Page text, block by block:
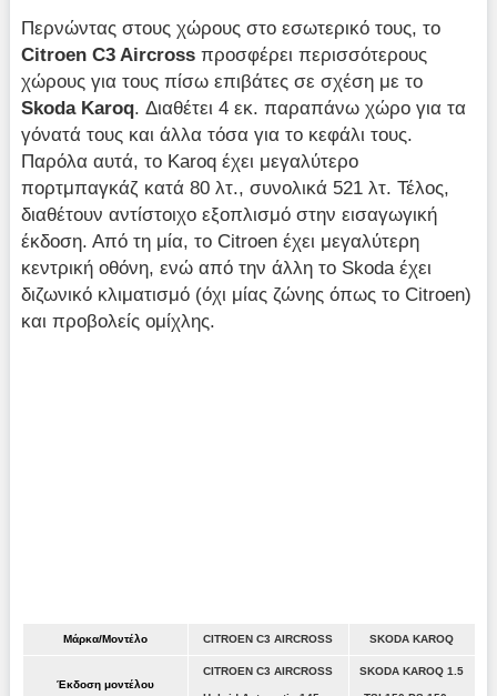
Περνώντας στους χώρους στο εσωτερικό τους, το
Citroen C3 Aircross προσφέρει περισσότερους
χώρους για τους πίσω επιβάτες σε σχέση με το
Skoda Karoq. Διαθέτει 4 εκ. παραπάνω χώρο για τα
γόνατά τους και άλλα τόσα για το κεφάλι τους.
Παρόλα αυτά, το Karoq έχει μεγαλύτερο
πορτμπαγκάζ κατά 80 λτ., συνολικά 521 λτ. Τέλος,
διαθέτουν αντίστοιχο εξοπλισμό στην εισαγωγική
έκδοση. Από τη μία, το Citroen έχει μεγαλύτερη
κεντρική οθόνη, ενώ από την άλλη το Skoda έχει
διζωνικό κλιματισμό (όχι μίας ζώνης όπως το Citroen)
και προβολείς ομίχλης.
Μάρκα/Μοντέλο CITROEN C3 AIRCROSS SKODA KAROQ
Έκδοση μοντέλου
CITROEN C3 AIRCROSS SKODA KAROQ 1.5